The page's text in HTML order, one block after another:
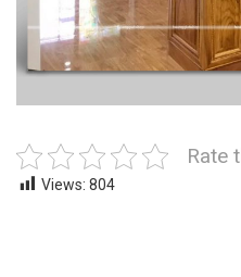
Rate
Views: 804